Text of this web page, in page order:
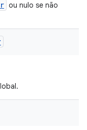
ou nulo se não